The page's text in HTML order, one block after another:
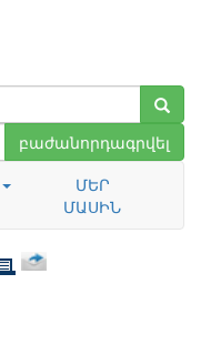
բաժանորդագրվել
ՄԵՐ
ՄԱՍԻՆ